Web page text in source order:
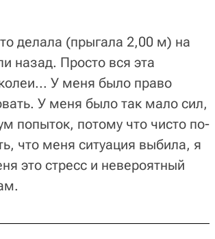
делала (прыгала 2,00 м) на
назад. Просто вся эта
У меня было право
У меня было так мало сил,
попыток, потому что чисто по-
что меня ситуация выбила, я
это стресс и невероятный